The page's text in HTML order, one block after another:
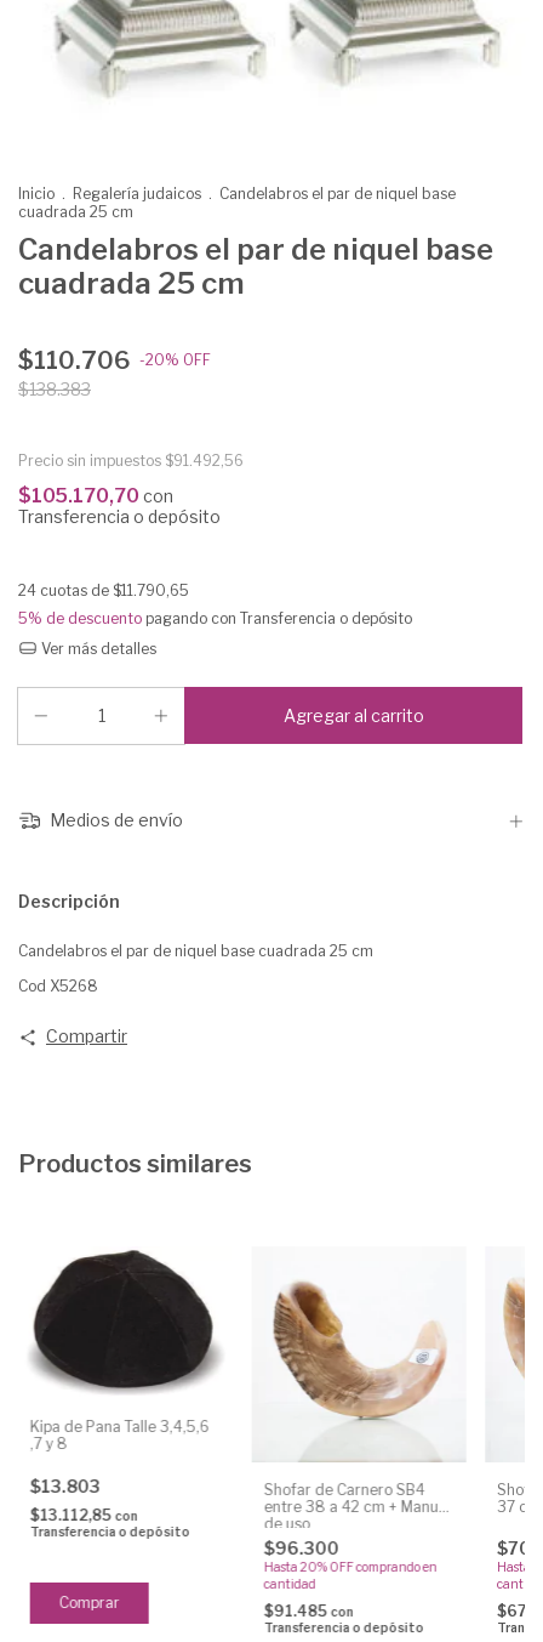
Inicio . Regalería judaicos . Candelabros el par de niquel base
cuadrada 25 cm
Candelabros el par de niquel base
cuadrada 25 cm
$110.706 -20% OFF
$138.383
Precio sin impuestos $91.492,56
$105.170,70 con
Transferencia o depósito
24 cuotas de $11.790,65
5% de descuento pagando con Transferencia o depósito
Ver más detalles
Medios de envío
Descripción
Candelabros el par de niquel base cuadrada 25 cm
Cod X5268
Compartir
Productos similares
Kipa de Pana Talle 3,4,5,6
,7 y 8
$13.803
$13.112,85 con
Transferencia o depósito
Shofar de Carnero SB4
entre 38 a 42 cm + Manual
de uso
$96.300
Hasta 20% OFFcomprando en
cantidad
$91.485 con
Transferencia o depósito
37 cm
Hasta